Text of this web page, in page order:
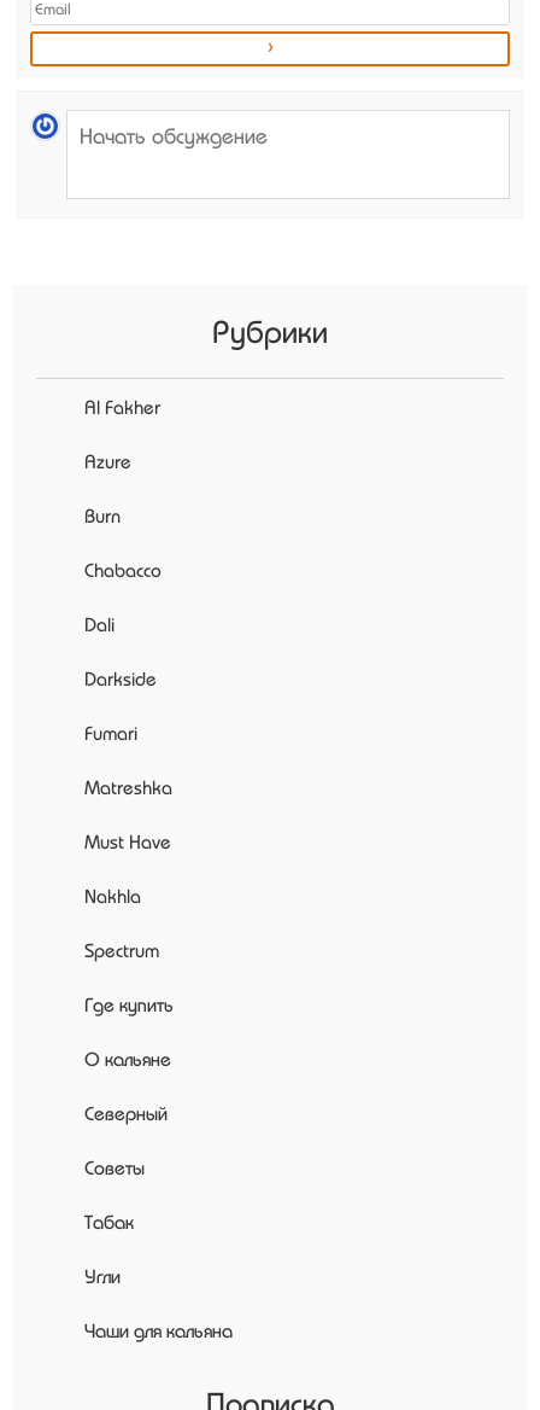
Рубрики
Al Fakher
Azure
Burn
Chabacco
Dali
Darkside
Fumari
Matreshka
Must Have
Nakhla
Spectrum
Где купить
О кальяне
Северный
Советы
Табак
Угли
Чаши для кальяна
Подписка